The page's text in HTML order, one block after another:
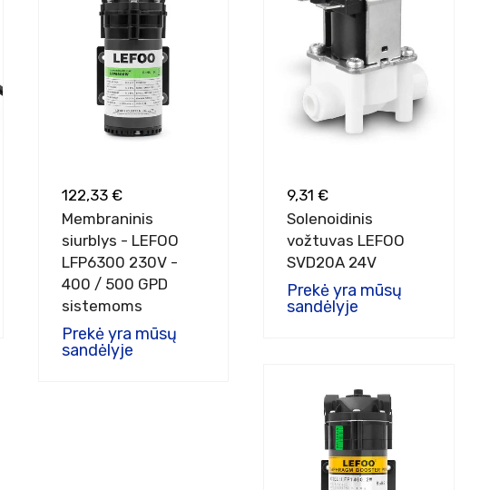
122,33 €
Membraninis
siurblys - LEFOO
LFP6300 230V -
400 / 500 GPD
sistemoms
Prekė yra mūsų
sandėlyje
9,31 €
Solenoidinis
vožtuvas LEFOO
SVD20A 24V
Prekė yra mūsų
sandėlyje